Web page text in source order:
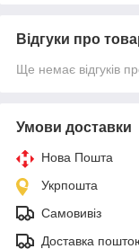
Відгуки про
Ще немає відгуків
Умови доставки
Нова Пошта
Укрпошта
Самовивіз
Доставка